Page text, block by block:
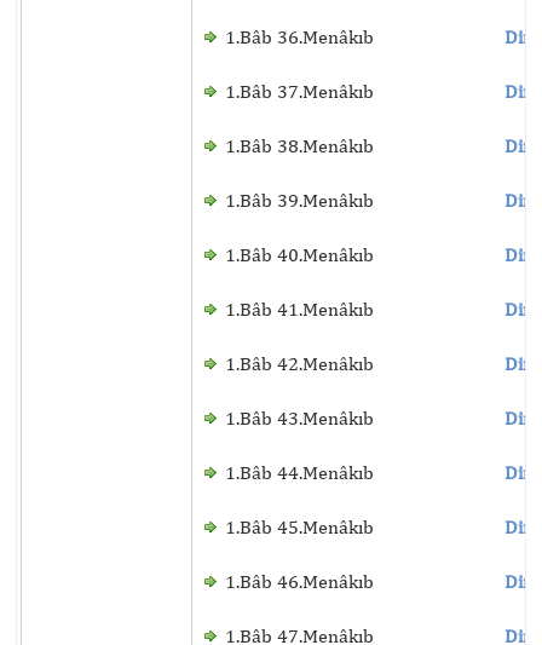
1.Bâb 36.Menâkıb
1.Bâb 37.Menâkıb
1.Bâb 38.Menâkıb
1.Bâb 39.Menâkıb
1.Bâb 40.Menâkıb
1.Bâb 41.Menâkıb
1.Bâb 42.Menâkıb
1.Bâb 43.Menâkıb
1.Bâb 44.Menâkıb
1.Bâb 45.Menâkıb
1.Bâb 46.Menâkıb
1.Bâb 47.Menâkıb